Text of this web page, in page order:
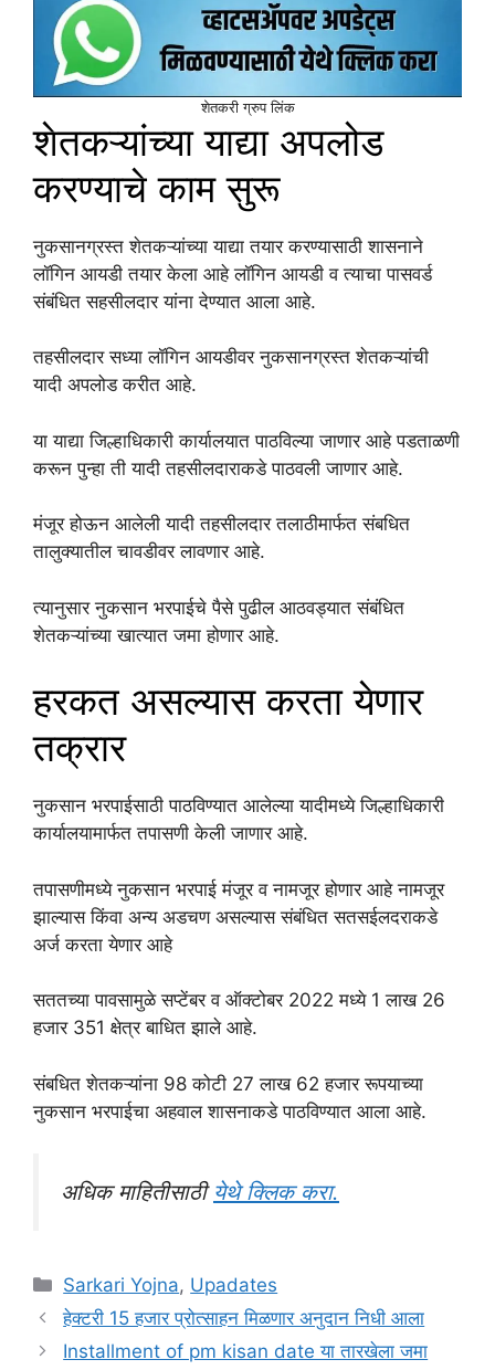
शेतकरी ग्रुप लिंक
शेतकऱ्यांच्या याद्या अपलोड
करण्याचे काम सुरू
नुकसानग्रस्त शेतकऱ्यांच्या याद्या तयार करण्यासाठी शासनाने
लॉगिन आयडी तयार केला आहे लॉगिन आयडी व त्याचा पासवर्ड
संबंधित सहसीलदार यांना देण्यात आला आहे.
तहसीलदार सध्या लॉगिन आयडीवर नुकसानग्रस्त शेतकऱ्यांची
यादी अपलोड करीत आहे.
या याद्या जिल्हाधिकारी कार्यालयात पाठविल्या जाणार आहे पडताळणी
करून पुन्हा ती यादी तहसीलदाराकडे पाठवली जाणार आहे.
मंजूर होऊन आलेली यादी तहसीलदार तलाठीमार्फत संबधित
तालुक्यातील चावडीवर लावणार आहे.
त्यानुसार नुकसान भरपाईचे पैसे पुढील आठवड्यात संबंधित
शेतकऱ्यांच्या खात्यात जमा होणार आहे.
हरकत असल्यास करता येणार
तक्रार
नुकसान भरपाईसाठी पाठविण्यात आलेल्या यादीमध्ये जिल्हाधिकारी
कार्यालयामार्फत तपासणी केली जाणार आहे.
तपासणीमध्ये नुकसान भरपाई मंजूर व नामजूर होणार आहे नामजूर
झाल्यास किंवा अन्य अडचण असल्यास संबंधित सतसईलदराकडे
अर्ज करता येणार आहे
सततच्या पावसामुळे सप्टेंबर व ऑक्टोबर 2022 मध्ये 1 लाख 26
हजार 351 क्षेत्र बाधित झाले आहे.
संबधित शेतकऱ्यांना 98 कोटी 27 लाख 62 हजार रूपयाच्या
नुकसान भरपाईचा अहवाल शासनाकडे पाठविण्यात आला आहे.
अधिक माहितीसाठी येथे क्लिक करा.
Categories
Sarkari Yojna, Upadates
हेक्टरी 15 हजार प्रोत्साहन मिळणार अनुदान निधी आला
Installment of pm kisan date या तारखेला जमा